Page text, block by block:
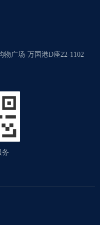
物广场-万国港D座22-1102
务